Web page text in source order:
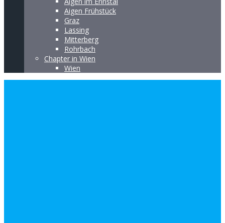
Aigen Frühstück
Graz
Lassing
Mitterberg
Rohrbach
Chapter in Wien
Wien